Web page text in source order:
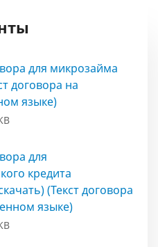
для микрозайма
договора на
языке)
для
кредита
(Текст договора
языке)